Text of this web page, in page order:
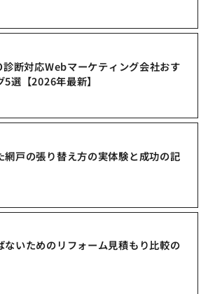
断対応Webマーケティング会社おす
選【2026年最新】
網戸の張り替え方の実体験と成功の記
ないためのリフォーム見積もり比較の